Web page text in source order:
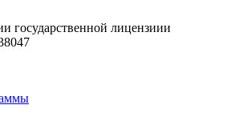
государственной лицензиии